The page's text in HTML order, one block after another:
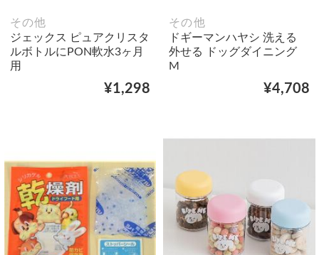
その他
ジェックス ピュアクリスタ
ルボトルにPON軟水3ヶ月
用
¥1,298
その他
ドギーマンハヤシ 洗える
外せる ドッグダイニング
M
¥4,708